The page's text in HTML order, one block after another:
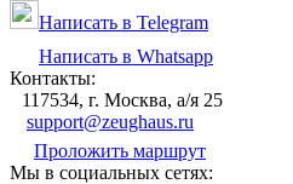
Написать в Telegram
Написать в Whatsapp
Контакты:
117534, г. Москва, а/я 25
support@zeughaus.ru
Проложить маршрут
Мы в социальных сетях: